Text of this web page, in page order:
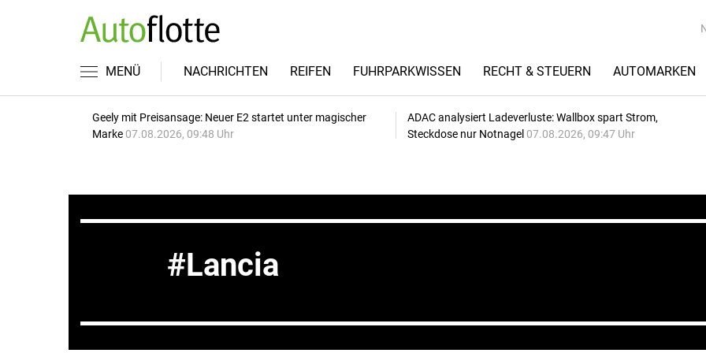
MENÜ NACHRICHTEN REIFEN FUHRPARKWISSEN RECHT & STEUERN AUTOMARKEN
Geely mit Preisansage: Neuer E2 startet unter magischer
Marke 07.08.2026, 09:48 Uhr
ADAC analysiert Ladeverluste: Wallbox spart Strom,
Steckdose nur Notnagel 07.08.2026, 09:47 Uhr
Lancia